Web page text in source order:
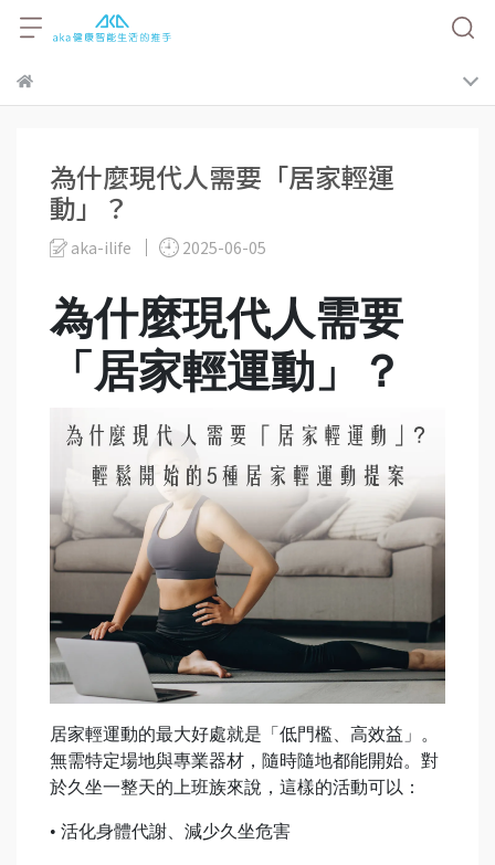
為什麼現代人需要「居家輕運
動」？
aka-ilife 2025-06-05
為什麼現代人需要
「居家輕運動」？
居家輕運動的最大好處就是「低門檻、高效益」。
無需特定場地與專業器材，隨時隨地都能開始。對
於久坐一整天的上班族來說，這樣的活動可以：
• 活化身體代謝、減少久坐危害